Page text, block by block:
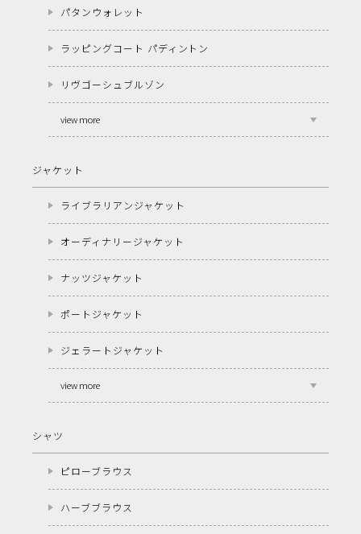
パタンウォレット
ラッピングコート パディントン
リヴゴーシュブルゾン
view more
ジャケット
ライブラリアンジャケット
オーディナリージャケット
ナッツジャケット
ポートジャケット
ジェラートジャケット
view more
シャツ
ピローブラウス
ハーブブラウス